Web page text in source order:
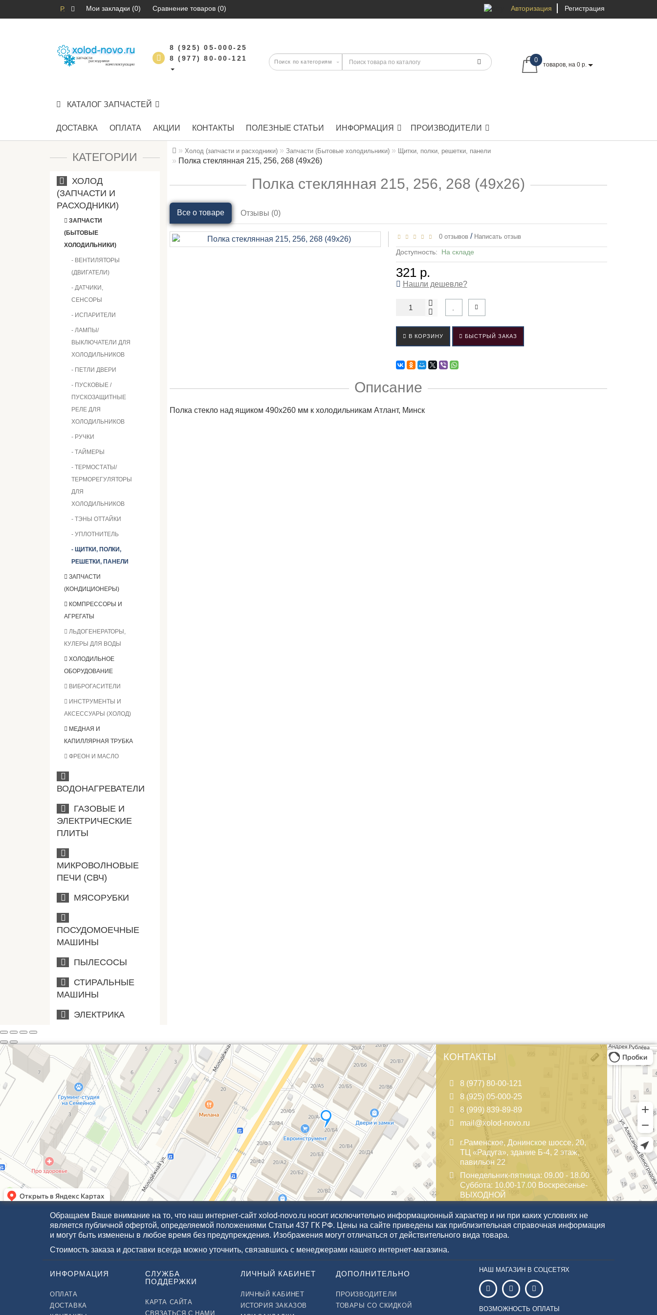
Р. Мои закладки (0) Сравнение товаров (0) Авторизация Регистрация
8 (925) 05-000-25
8 (977) 80-00-121
0
товаров, на 0 р.
КАТАЛОГ ЗАПЧАСТЕЙ
ДОСТАВКА ОПЛАТА АКЦИИ КОНТАКТЫ ПОЛЕЗНЫЕ СТАТЬИ ИНФОРМАЦИЯ ПРОИЗВОДИТЕЛИ
КАТЕГОРИИ
ХОЛОД
(ЗАПЧАСТИ И
РАСХОДНИКИ)
ЗАПЧАСТИ
(БЫТОВЫЕ
ХОЛОДИЛЬНИКИ)
- ВЕНТИЛЯТОРЫ
(ДВИГАТЕЛИ)
- ДАТЧИКИ,
СЕНСОРЫ
- ИСПАРИТЕЛИ
- ЛАМПЫ/
ВЫКЛЮЧАТЕЛИ ДЛЯ
ХОЛОДИЛЬНИКОВ
- ПЕТЛИ ДВЕРИ
- ПУСКОВЫЕ /
ПУСКОЗАЩИТНЫЕ
РЕЛЕ ДЛЯ
ХОЛОДИЛЬНИКОВ
- РУЧКИ
- ТАЙМЕРЫ
- ТЕРМОСТАТЫ/
ТЕРМОРЕГУЛЯТОРЫ
ДЛЯ
ХОЛОДИЛЬНИКОВ
- ТЭНЫ ОТТАЙКИ
- УПЛОТНИТЕЛЬ
- ЩИТКИ, ПОЛКИ,
РЕШЕТКИ, ПАНЕЛИ
ЗАПЧАСТИ
(КОНДИЦИОНЕРЫ)
КОМПРЕССОРЫ И
АГРЕГАТЫ
ЛЬДОГЕНЕРАТОРЫ,
КУЛЕРЫ ДЛЯ ВОДЫ
ХОЛОДИЛЬНОЕ
ОБОРУДОВАНИЕ
ВИБРОГАСИТЕЛИ
ИНСТРУМЕНТЫ И
АКСЕССУАРЫ (ХОЛОД)
МЕДНАЯ И
КАПИЛЛЯРНАЯ ТРУБКА
ФРЕОН И МАСЛО
ВОДОНАГРЕВАТЕЛИ
ГАЗОВЫЕ И
ЭЛЕКТРИЧЕСКИЕ
ПЛИТЫ
МИКРОВОЛНОВЫЕ
ПЕЧИ (СВЧ)
МЯСОРУБКИ
ПОСУДОМОЕЧНЫЕ
МАШИНЫ
ПЫЛЕСОСЫ
СТИРАЛЬНЫЕ
МАШИНЫ
ЭЛЕКТРИКА
Холод (запчасти и расходники) Запчасти (Бытовые холодильники) Щитки, полки, решетки, панели
Полка стеклянная 215, 256, 268 (49х26)
Полка стеклянная 215, 256, 268 (49х26)
Все о товаре Отзывы (0)
0 отзывов / Написать отзыв
Доступность: На складе
321 р.
Нашли дешевле?
В КОРЗИНУ БЫСТРЫЙ ЗАКАЗ
Описание
Полка стекло над ящиком 490х260 мм к холодильникам Атлант, Минск
КОНТАКТЫ
8 (977) 80-00-121
8 (925) 05-000-25
8 (999) 839-89-89
mail@xolod-novo.ru
г.Раменское, Донинское шоссе, 20,
ТЦ «Радуга», здание Б-4, 2 этаж,
павильон 22
Понедельник-пятница: 09.00 - 18.00
Суббота: 10.00-17.00 Воскресенье-
ВЫХОДНОЙ
Обращаем Ваше внимание на то, что наш интернет-сайт xolod-novo.ru носит исключительно информационный характер и ни при каких условиях не
является публичной офертой, определяемой положениями Статьи 437 ГК РФ. Цены на сайте приведены как приблизительная справочная информация
и могут быть изменены в любое время без предупреждения. Изображения могут отличаться от действительного вида товара.
Стоимость заказа и доставки всегда можно уточнить, связавшись с менеджерами нашего интернет-магазина.
ИНФОРМАЦИЯ
ОПЛАТА
ДОСТАВКА
СЛУЖБА
ПОДДЕРЖКИ
КАРТА САЙТА
СВЯЗАТЬСЯ С НАМИ
ЛИЧНЫЙ КАБИНЕТ
ЛИЧНЫЙ КАБИНЕТ
ИСТОРИЯ ЗАКАЗОВ
ДОПОЛНИТЕЛЬНО
ПРОИЗВОДИТЕЛИ
ТОВАРЫ СО СКИДКОЙ
НАШ МАГАЗИН В СОЦСЕТЯХ
ВОЗМОЖНОСТЬ ОПЛАТЫ